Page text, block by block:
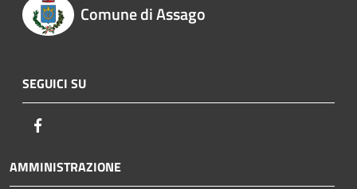
Comune di Assago
SEGUICI SU
AMMINISTRAZIONE